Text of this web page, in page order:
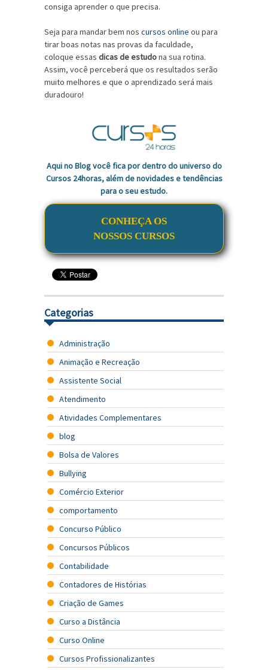
consiga aprender o que precisa.
Seja para mandar bem nos cursos online ou para
tirar boas notas nas provas da faculdade,
coloque essas dicas de estudona sua rotina.
Assim, você perceberá que os resultados serão
muito melhores e que o aprendizado será mais
duradouro!
Aqui no Blog você fica por dentro do universo do
Cursos 24horas, além de novidades e tendências
para o seu estudo.
CONHEÇA OS
NOSSOS CURSOS
Categorias
Administração
Animação e Recreação
Assistente Social
Atendimento
Atividades Complementares
blog
Bolsa de Valores
Bullying
Comércio Exterior
comportamento
Concurso Público
Concursos Públicos
Contabilidade
Contadores de Histórias
Criação de Games
Curso a Distância
Curso Online
Cursos Profissionalizantes